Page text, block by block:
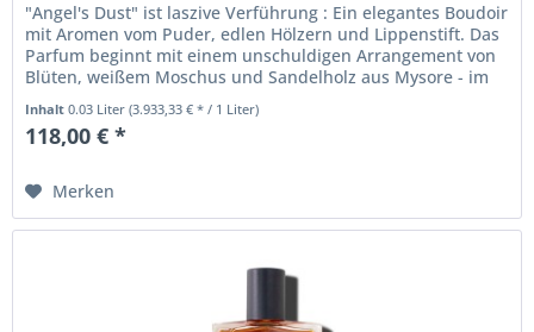
"Angel's Dust" ist laszive Verführung : Ein elegantes Boudoir
mit Aromen vom Puder, edlen Hölzern und Lippenstift. Das
Parfum beginnt mit einem unschuldigen Arrangement von
Blüten, weißem Moschus und Sandelholz aus Mysore - im
Inhalt0.03 Liter(3.933,33 € * / 1 Liter)
118,00 € *
Merken